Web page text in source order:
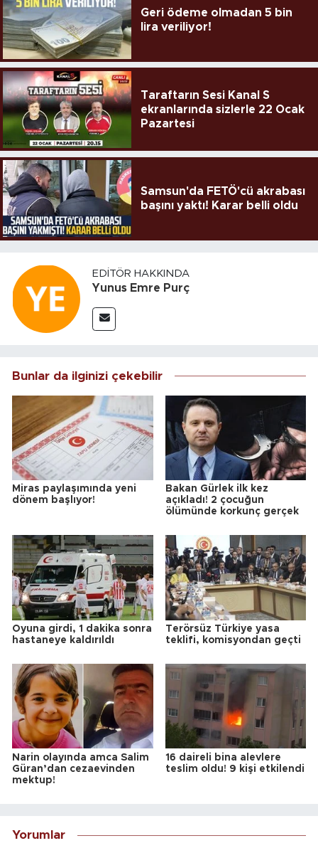
Geri ödeme olmadan 5 bin
lira veriliyor!
Taraftarın Sesi Kanal S
ekranlarında sizlerle 22 Ocak
Pazartesi
Samsun'da FETÖ'cü akrabası
başını yaktı! Karar belli oldu
EDITÖR HAKKINDA
Yunus Emre Purç
Bunlar da ilginizi çekebilir
Miras paylaşımında yeni
dönem başlıyor!
Bakan Gürlek ilk kez
açıkladı! 2 çocuğun
ölümünde korkunç gerçek
Oyuna girdi, 1 dakika sonra
hastaneye kaldırıldı
Terörsüz Türkiye yasa
teklifi, komisyondan geçti
Narin olayında amca Salim
Güran’dan cezaevinden
mektup!
16 daireli bina alevlere
teslim oldu! 9 kişi etkilendi
Yorumlar